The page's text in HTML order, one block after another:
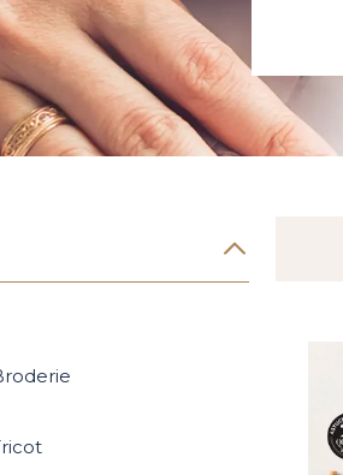
broderie
tricot